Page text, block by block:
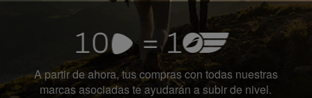
A partir de ahora, tus compras con todas nuestras
marcas asociadas te ayudarán a subir de nivel.